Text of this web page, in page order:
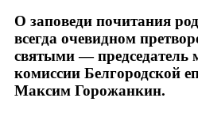
О заповеди почитания
всегда очевидном
святыми — председатель
комиссии Белгородской
Максим Горожанкин.